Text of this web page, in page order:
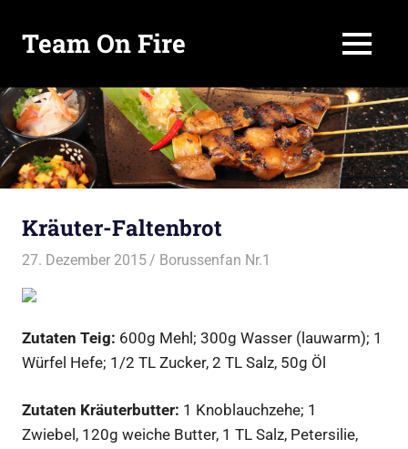
Zum
Inhalt
springen
Team On Fire
SINCE
2015
MENÜ
Kräuter-Faltenbrot
27. Dezember 2015 Borussenfan Nr.1
Zutaten Teig: 600g Mehl; 300g Wasser (lauwarm); 1
Würfel Hefe; 1/2 TL Zucker, 2 TL Salz, 50g Öl
Zutaten Kräuterbutter: 1 Knoblauchzehe; 1
Zwiebel, 120g weiche Butter, 1 TL Salz, Petersilie,